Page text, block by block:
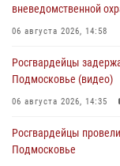
вневедомственной
06 августа 2026, 14:58
Росгвардейцы
Подмосковье (видео)
06 августа 2026, 14:35
Росгвардейцы
Подмосковье